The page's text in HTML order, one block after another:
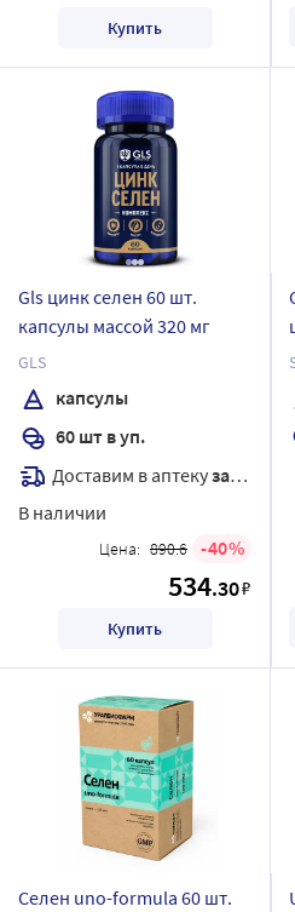
Купить
Gls цинк селен 60 шт.
капсулы массой 320 мг
GLS
капсулы
60 шт в уп.
Доставим в аптекузавтра
В наличии
Цена: 890.6 40
534.30₽
Купить
Селен uno-formula 60 шт.